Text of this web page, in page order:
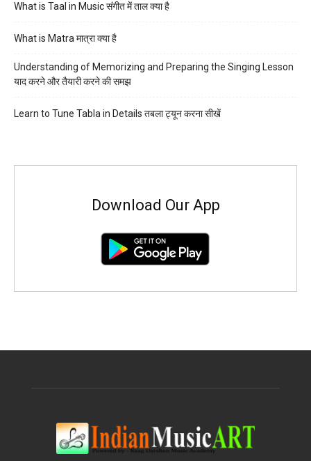
What is Taal in Music संगीत में ताल क्या है
What is Matra मात्रा क्या है
Understanding of Memorizing and Preparing the Singing Lesson
याद करने और तैयारी करने की समझ
Learn to Tune Tabla in Details तबला ट्यून करना सीखें
Download Our App